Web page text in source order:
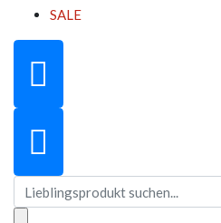
SALE
Suchen
nach: